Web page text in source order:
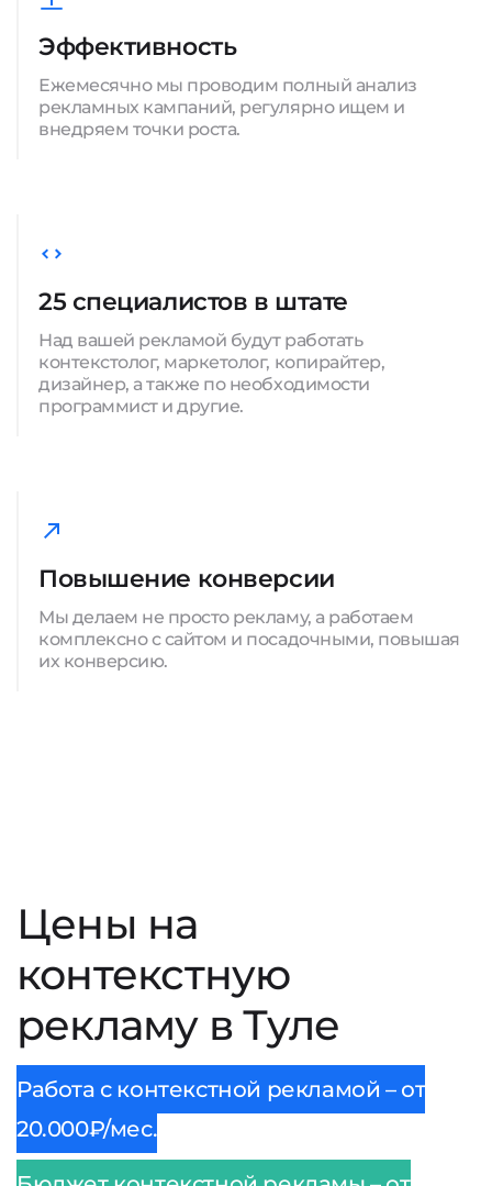
Эффективность
Ежемесячно мы проводим полный анализ
рекламных кампаний, регулярно ищем и
внедряем точки роста.
25 специалистов в штате
Над вашей рекламой будут работать
контекстолог, маркетолог, копирайтер,
дизайнер, а также по необходимости
программист и другие.
Повышение конверсии
Мы делаем не просто рекламу, а работаем
комплексно с сайтом и посадочными, повышая
их конверсию.
Цены на
контекстную
рекламу в Туле
Работа с контекстной рекламой – от
20.000₽/мес.